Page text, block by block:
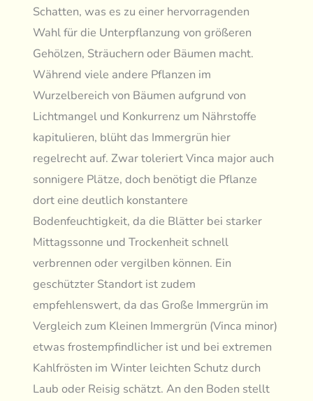
Schatten, was es zu einer hervorragenden
Wahl für die Unterpflanzung von größeren
Gehölzen, Sträuchern oder Bäumen macht.
Während viele andere Pflanzen im
Wurzelbereich von Bäumen aufgrund von
Lichtmangel und Konkurrenz um Nährstoffe
kapitulieren, blüht das Immergrün hier
regelrecht auf. Zwar toleriert Vinca major auch
sonnigere Plätze, doch benötigt die Pflanze
dort eine deutlich konstantere
Bodenfeuchtigkeit, da die Blätter bei starker
Mittagssonne und Trockenheit schnell
verbrennen oder vergilben können. Ein
geschützter Standort ist zudem
empfehlenswert, da das Große Immergrün im
Vergleich zum Kleinen Immergrün (Vinca minor)
etwas frostempfindlicher ist und bei extremen
Kahlfrösten im Winter leichten Schutz durch
Laub oder Reisig schätzt. An den Boden stellt